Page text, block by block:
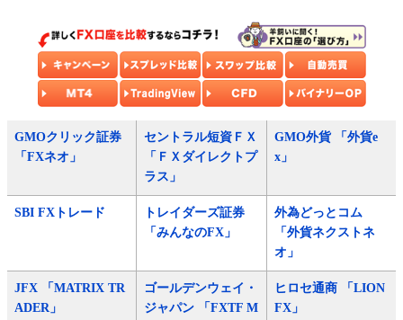
GMOクリック証券
「FXネオ」
セントラル短資ＦＸ
「ＦＸダイレクトプ
ラス」
GMO外貨 「外貨e
x」
SBI FXトレード
トレイダーズ証券
「みんなのFX」
外為どっとコム
「外貨ネクストネ
オ」
JFX 「MATRIX TR
ADER」
ゴールデンウェイ・
ジャパン 「FXTF M
ヒロセ通商 「LION
FX」